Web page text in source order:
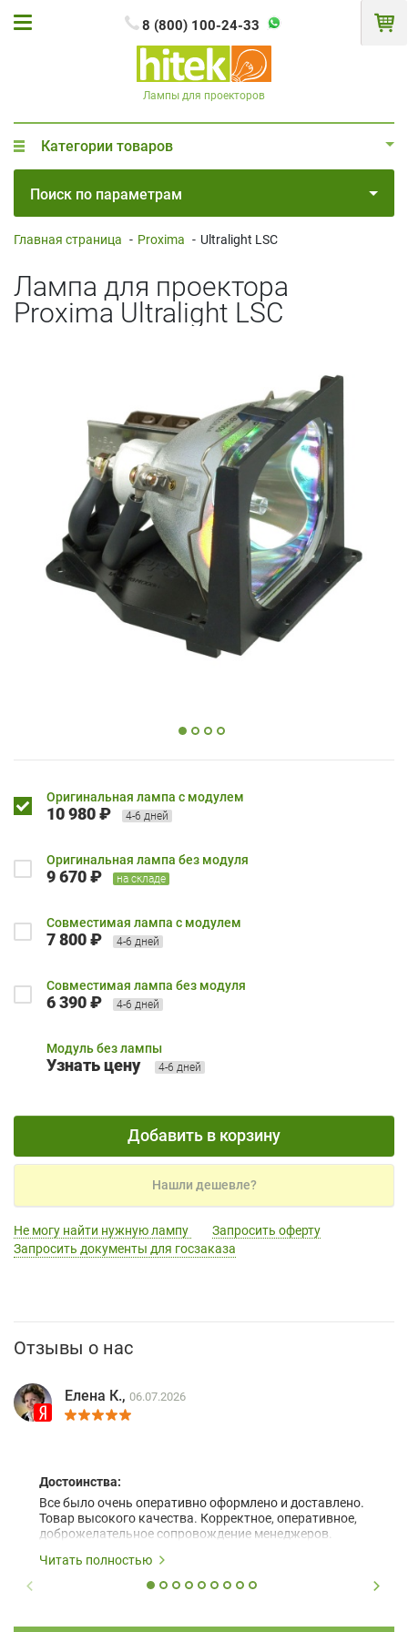
8 (800) 100-24-33
Лампы для проекторов
Категории товаров
Поиск по параметрам
Главная страница - Proxima - Ultralight LSC
Лампа для проектора
Proxima Ultralight LSC
Оригинальная лампа с модулем
10 980 ₽ 4-6 дней
Оригинальная лампа без модуля
9 670 ₽ на складе
Совместимая лампа с модулем
7 800 ₽ 4-6 дней
Совместимая лампа без модуля
6 390 ₽ 4-6 дней
Модуль без лампы
Узнать цену 4-6 дней
Добавить в корзину
Нашли дешевле?
Не могу найти нужную лампу
Запросить оферту
Запросить документы для госзаказа
Отзывы о нас
Елена К., 06.07.2026
Достоинства:
Все было очень оперативно оформлено и доставлено.
Товар высокого качества. Корректное, оперативное,
доброжелательное сопровождение менеджеров.
Читать полностью